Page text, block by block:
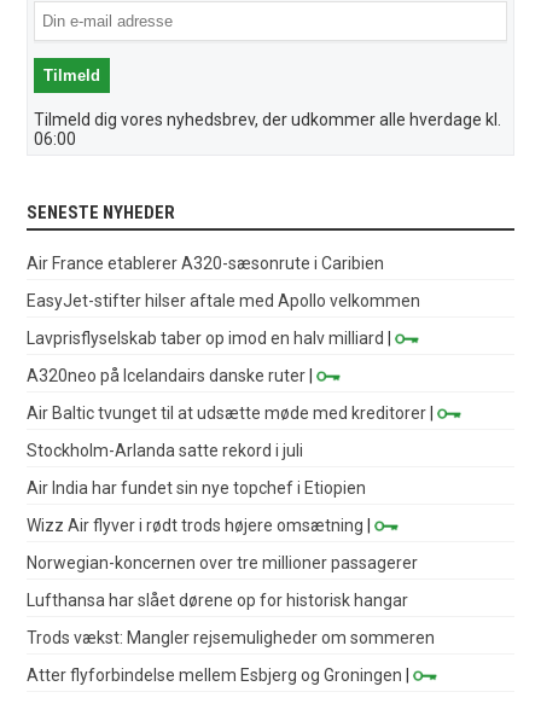
Tilmeld dig vores nyhedsbrev, der udkommer alle hverdage kl.
06:00
SENESTE NYHEDER
Air France etablerer A320-sæsonrute i Caribien
EasyJet-stifter hilser aftale med Apollo velkommen
Lavprisflyselskab taber op imod en halv milliard
|
A320neo på Icelandairs danske ruter |
Air Baltic tvunget til at udsætte møde med kreditorer |
Stockholm-Arlanda satte rekord i juli
Air India har fundet sin nye topchef i Etiopien
Wizz Air flyver i rødt trods højere omsætning |
Norwegian-koncernen over tre millioner passagerer
Lufthansa har slået dørene op for historisk hangar
Trods vækst: Mangler rejsemuligheder om sommeren
Atter flyforbindelse mellem Esbjerg og Groningen |